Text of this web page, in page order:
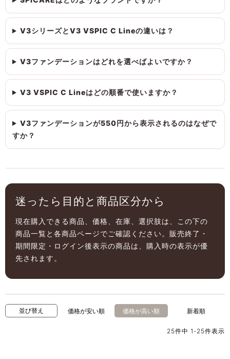
V3シリーズとV3 VSPIC C Lineの違いは？
V3ファンデーションはどれを選べばよいですか？
V3 VSPIC C Lineはどの順番で使いますか？
V3ファンデーションが550円から表示されるのはなぜで
すか？
迷ったら目的と商品区分から
現在購入できる商品、価格、在庫、選択肢は、この下の
商品一覧と各商品ページでご確認ください。販売終了・
期間限定・ログイン後表示の商品は、購入時の表示が優
先されます。
並び替え 価格が安い順 価格が高い順 新着順
25件中 1 -25件表示